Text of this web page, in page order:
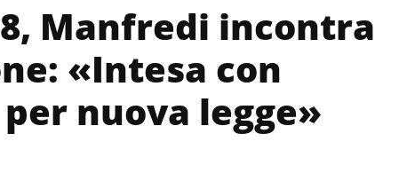
Manfredi incontra
«Intesa con
nuova legge»